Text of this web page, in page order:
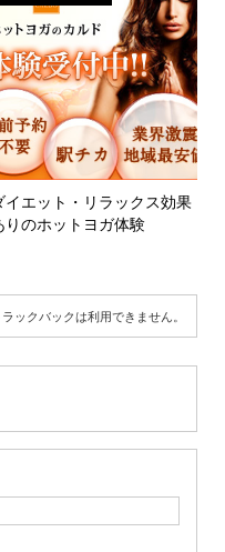
イエット・リラックス効果
りのホットヨガ体験
ラックバックは利用できません。